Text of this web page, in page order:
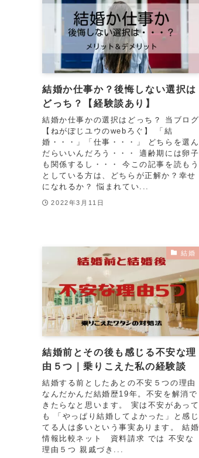
結婚か仕事か？後悔しない選択は
どっち？【経験談あり】
結婚か仕事かの選択はどっち？ 当ブログ
【ねがぽじユウのwebろぐ】 「結
婚・・・」「仕事・・・」 どちらを選ん
だらいいんだろう・・・ 適齢期には卵子
も関係するし・・・ 今この記事を読もう
としている方は、どちらが正解か？幸せ
になれるか？ 悩まれてい...
2022年3月11日
結婚
結婚前とその後も感じる不安な理
由５つ｜乗りこえた私の経験談
結婚する前としたあとの不安５つの理由
なんだかんだ結婚歴19年。不安を解消で
きたらなと思います。 実は不安があって
も 「やっぱり結婚してよかった」と感じ
てる人は多いという事実あります。 結婚
情報比較ネット 資料請求 では 不安な
理由５つ 親戚づき...